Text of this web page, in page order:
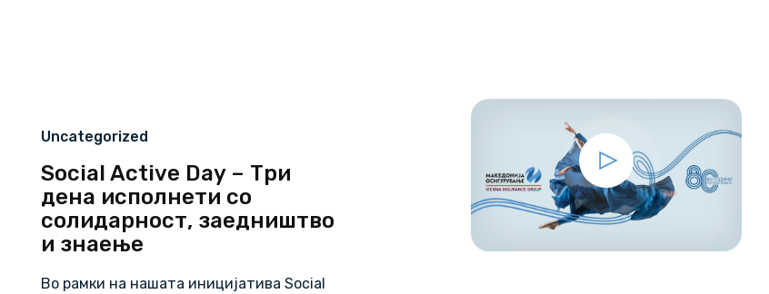
Uncategorized
Social Active Day – Три
дена исполнети со
солидарност, заедништво
и знаење
Во рамки на нашата иницијатива Social